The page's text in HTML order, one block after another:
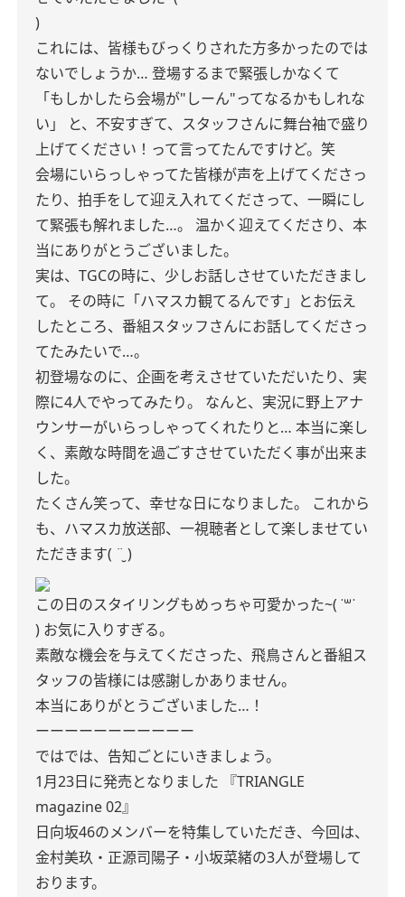
)
これには、皆様もびっくりされた方多かったのでは
ないでしょうか… 登場するまで緊張しかなくて
「もしかしたら会場が"しーん"ってなるかもしれな
い」
と、不安すぎて、スタッフさんに舞台袖で盛り
上げてください！って言ってたんですけど。笑
会場にいらっしゃってた皆様が声を上げてくださっ
たり、拍手をして迎え入れてくださって、一瞬にし
て緊張も解れました…。
温かく迎えてくださり、本
当にありがとうございました。
実は、TGCの時に、少しお話しさせていただきまし
て。
その時に「ハマスカ観てるんです」とお伝え
したところ、番組スタッフさんにお話してくださっ
てたみたいで…。
初登場なのに、企画を考えさせていただいたり、実
際に4人でやってみたり。
なんと、実況に野上アナ
ウンサーがいらっしゃってくれたりと… 本当に楽し
く、素敵な時間を過ごすさせていただく事が出来ま
した。
たくさん笑って、幸せな日になりました。
これから
も、ハマスカ放送部、一視聴者として楽しませてい
ただきます( ¨̮ )
この日のスタイリングもめっちゃ可愛かった~( ˙꒳​˙
) お気に入りすぎる。
素敵な機会を与えてくださった、飛鳥さんと番組ス
タッフの皆様には感謝しかありません。
本当にありがとうございました…！
ーーーーーーーーーーー
ではでは、告知ごとにいきましょう。
1月23日に発売となりました
『TRIANGLE
magazine 02』
日向坂46のメンバーを特集していただき、今回は、
金村美玖・正源司陽子・小坂菜緒の3人が登場して
おります。